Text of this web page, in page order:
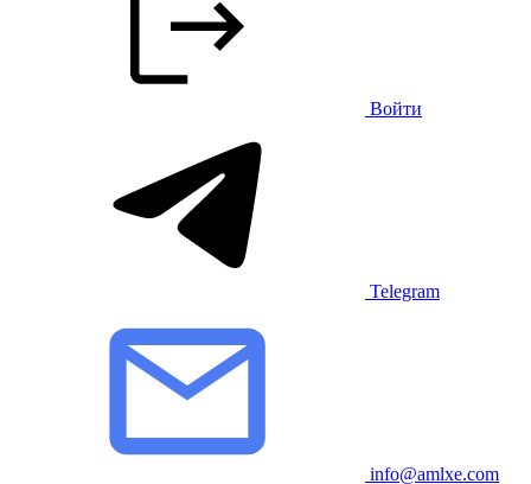
Войти
Telegram
info@amlxe.com